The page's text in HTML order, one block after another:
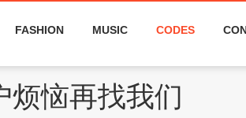
FASHION MUSIC CODES
烦恼再找我们